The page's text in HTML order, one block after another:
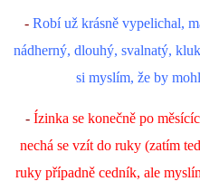
- Robí už krásně vypelichal,
nádherný, dlouhý, svalnatý,
si myslím, že by
- Ízinka se konečně po
nechá se vzít do ruky (zatím
ruky případně cedník, ale